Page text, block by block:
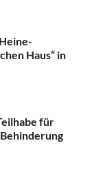
Haus“ in
für